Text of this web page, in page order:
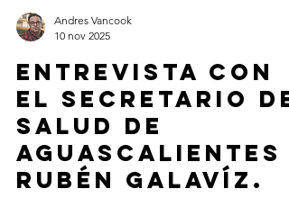
Andres Vancook
10 nov 2025
Entrevista con
el Secretario de
Salud de
Aguascalientes -
Rubén Galavíz.